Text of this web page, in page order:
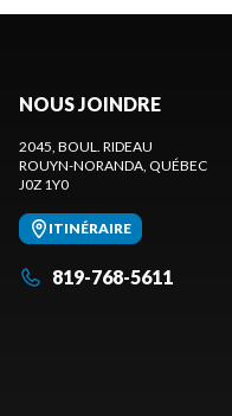
NOUS JOINDRE
2045, BOUL. RIDEAU
ROUYN-NORANDA, QUÉBEC
J0Z 1Y0
ITINÉRAIRE
819-768-5611